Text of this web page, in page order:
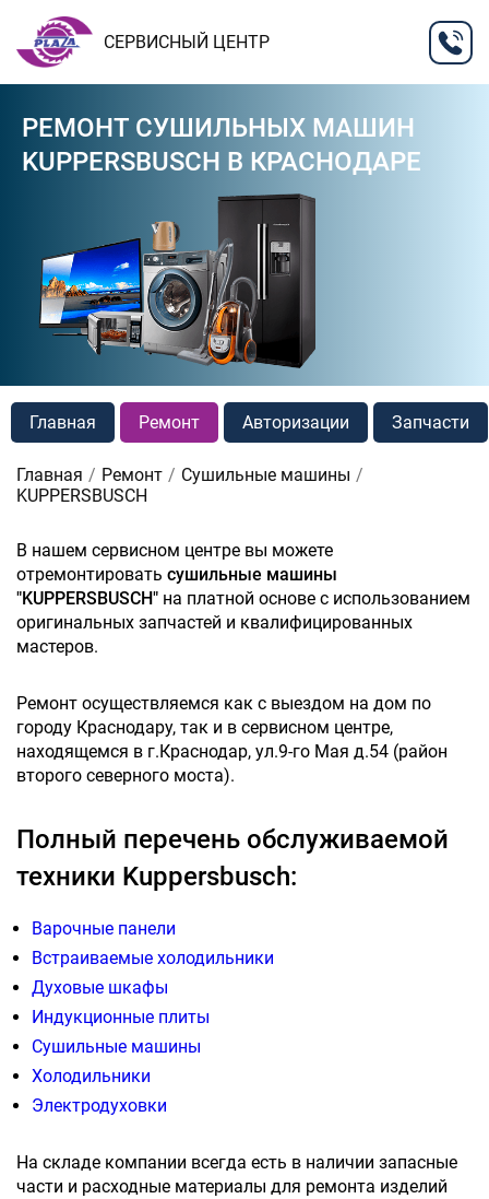
СЕРВИСНЫЙ ЦЕНТР
РЕМОНТ СУШИЛЬНЫХ МАШИН
KUPPERSBUSCH В КРАСНОДАРЕ
Главная Ремонт Авторизации Запчасти
Главная Ремонт
Сушильные машины
KUPPERSBUSCH
В нашем сервисном центре вы можете
отремонтировать сушильные машины
"KUPPERSBUSCH" на платной основе с использованием
оригинальных запчастей и квалифицированных
мастеров.
Ремонт осуществляемся как с выездом на дом по
городу Краснодару, так и в сервисном центре,
находящемся в г.Краснодар, ул.9-го Мая д.54 (район
второго северного моста).
Полный перечень обслуживаемой
техники Kuppersbusch:
Варочные панели
Встраиваемые холодильники
Духовые шкафы
Индукционные плиты
Сушильные машины
Холодильники
Электродуховки
На складе компании всегда есть в наличии запасные
части и расходные материалы для ремонта изделий